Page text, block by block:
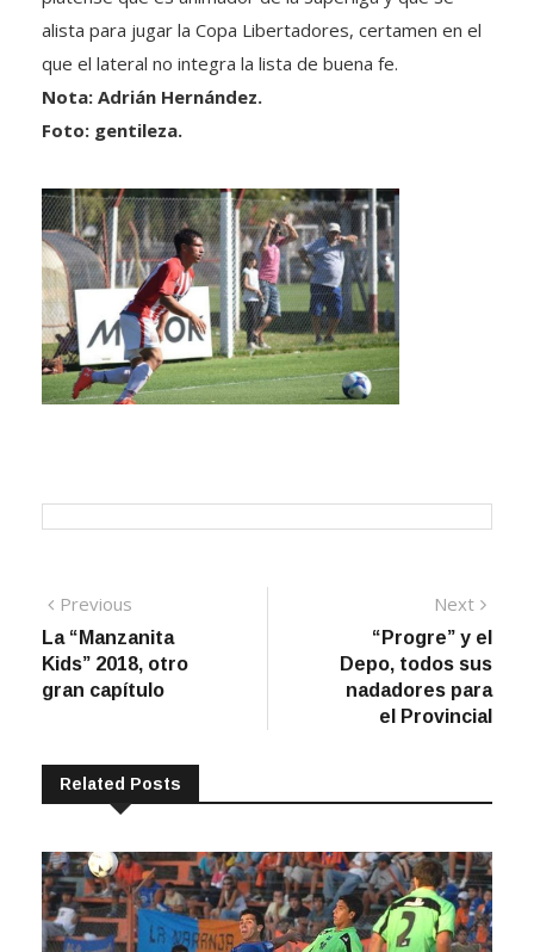
alista para jugar la Copa Libertadores, certamen en el
que el lateral no integra la lista de buena fe.
Nota: Adrián Hernández.
Foto: gentileza.
Navegación
de
entradas
Previous
post:
La “Manzanita
Kids” 2018, otro
gran capítulo
Next
post:
“Progre” y el
Depo, todos sus
nadadores para
el Provincial
Related Posts